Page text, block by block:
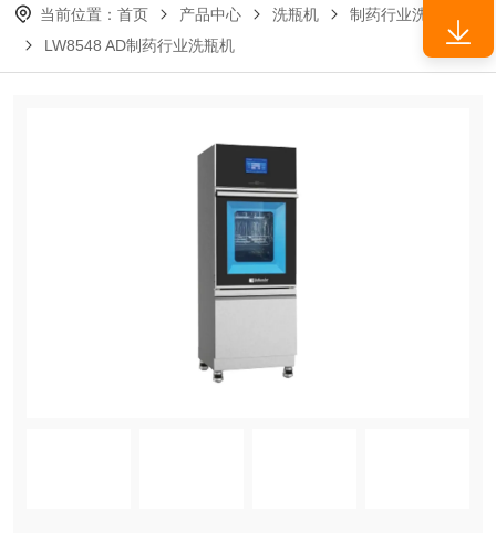
当前位置： 首页 产品中心 洗瓶机
制药行业洗瓶机
LW8548 AD制药行业洗瓶机